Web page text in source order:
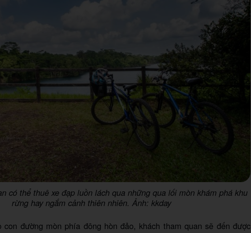
có thể thuê xe đạp luồn lách qua những qua lối mòn khám phá khu
rừng hay ngắm cảnh thiên nhiên. Ảnh: kkday
con đường mòn phía đông hòn đảo, khách tham quan sẽ đến được